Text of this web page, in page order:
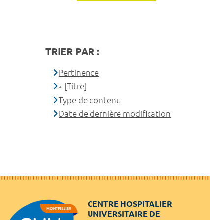
TRIER PAR :
Pertinence
[Titre]
Type de contenu
Date de dernière modification
CENTRE HOSPITALIER
UNIVERSITAIRE DE